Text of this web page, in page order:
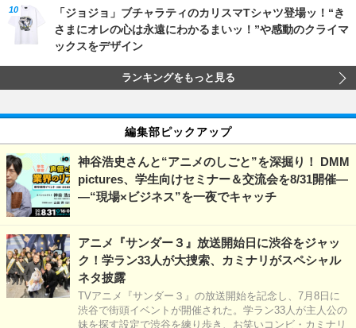
「ジョジョ」ブチャラティのカリスマTシャツ登場ッ！“き
さまにオレの心は永遠にわかるまいッ！”や感動のクライマ
ックスをデザイン
ランキングをもっと見る
編集部ピックアップ
神谷浩史さんと“アニメのしごと”を深掘り！ DMM
pictures、学生向けセミナー＆交流会を8/31開催―
―“現場×ビジネス”を一夜でキャッチ
アニメ『サンダー３』放送開始日に渋谷をジャッ
ク！学ラン33人が大捜索、カミナリがスペシャル
ネタ披露
TVアニメ『サンダー３』の放送開始を記念し、7月8日に
渋谷で街頭イベントが開催された。学ラン33人が主人公の
妹を探す設定で渋谷を練り歩き、お笑いコンビ・カミナリ